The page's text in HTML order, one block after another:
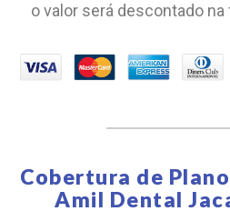
o valor será descontado
Cobertura de
Amil Dental